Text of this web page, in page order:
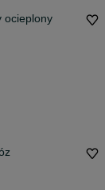
ocieplony